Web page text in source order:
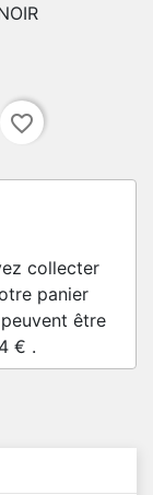
favorite_border
collecter
panier
être
€ .